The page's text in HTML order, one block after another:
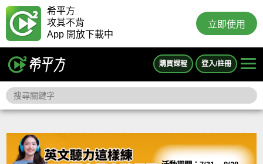
希平方
攻其不背
App 開放下載中
立即使用
購買課程 登入/註冊